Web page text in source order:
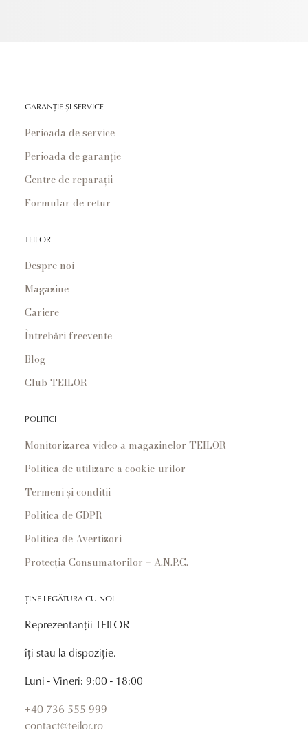
GARANȚIE ȘI SERVICE
Perioada de service
Perioada de garanție
Centre de reparații
Formular de retur
TEILOR
Despre noi
Magazine
Cariere
Întrebări frecvente
Blog
Club TEILOR
POLITICI
Monitorizarea video a magazinelor TEILOR
Politica de utilizare a cookie-urilor
Termeni și conditii
Politica de GDPR
Politica de Avertizori
Protecția Consumatorilor – A.N.P.C.
ȚINE LEGĂTURA CU NOI
Reprezentanții TEILOR
îți stau la dispoziție.
Luni - Vineri: 9:00 - 18:00
+40 736 555 999
contact@teilor.ro